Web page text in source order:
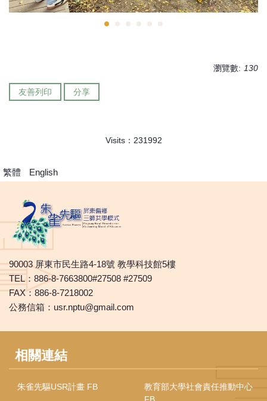
瀏覽數: 130
友善列印 分享
Visits： 231992
繁體 English
90003 屏東市民生路4-18號 教學科技館5樓
TEL：886-8-7663800#27508 #27509
FAX：886-8-7218002
公務信箱：usr.nptu@gmail.com
相關連結
朱雀先驅USR計畫 FB
教育部大學社會責任推動中心